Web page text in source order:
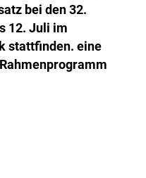
bei den 32.
12. Juli im
stattfinden. eine